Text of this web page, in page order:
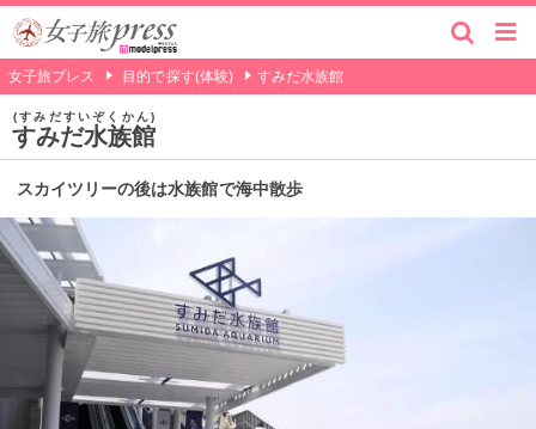
女子旅プレス 目的で探す(体験) すみだ水族館
すみだ水族館
すみだすいぞくかん
スカイツリーの後は水族館で海中散歩